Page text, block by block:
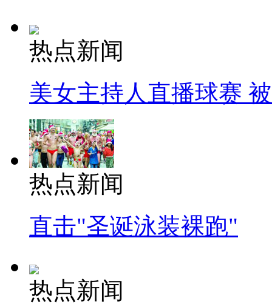
热点新闻
美女主持人直播球赛
热点新闻
直击"圣诞泳装裸跑"
热点新闻